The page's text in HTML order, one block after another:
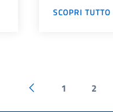
SCOPRI TUTTO
1 2